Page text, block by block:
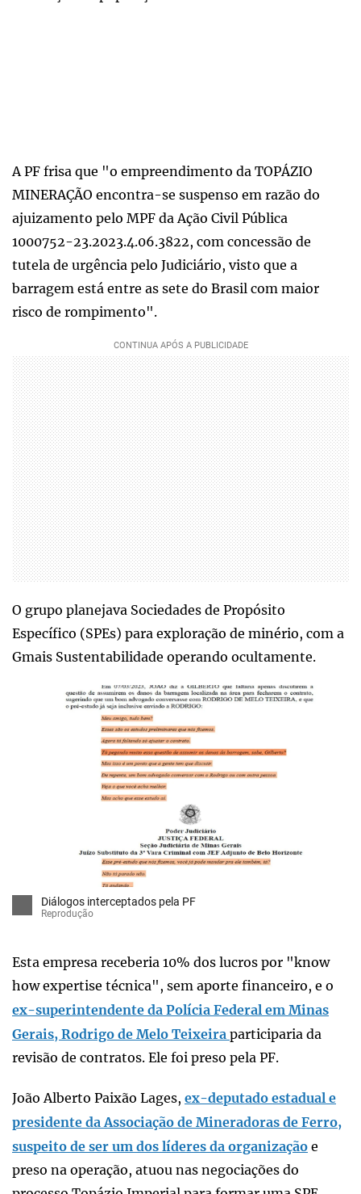
A PF frisa que "o empreendimento da TOPÁZIO
MINERAÇÃO encontra-se suspenso em razão do
ajuizamento pelo MPF da Ação Civil Pública
1000752-23.2023.4.06.3822, com concessão de
tutela de urgência pelo Judiciário, visto que a
barragem está entre as sete do Brasil com maior
risco de rompimento".
O grupo planejava Sociedades de Propósito
Específico (SPEs) para exploração de minério, com a
Gmais Sustentabilidade operando ocultamente.
Diálogos interceptados pela PF
Reprodução
Esta empresa receberia 10% dos lucros por "know
how expertise técnica", sem aporte financeiro, e o
ex-superintendente da Polícia Federal em Minas
Gerais, Rodrigo de Melo Teixeira participaria da
revisão de contratos. Ele foi preso pela PF.
João Alberto Paixão Lages, ex-deputado estadual e
presidente da Associação de Mineradoras de Ferro,
suspeito de ser um dos líderes da organização e
preso na operação, atuou nas negociações do